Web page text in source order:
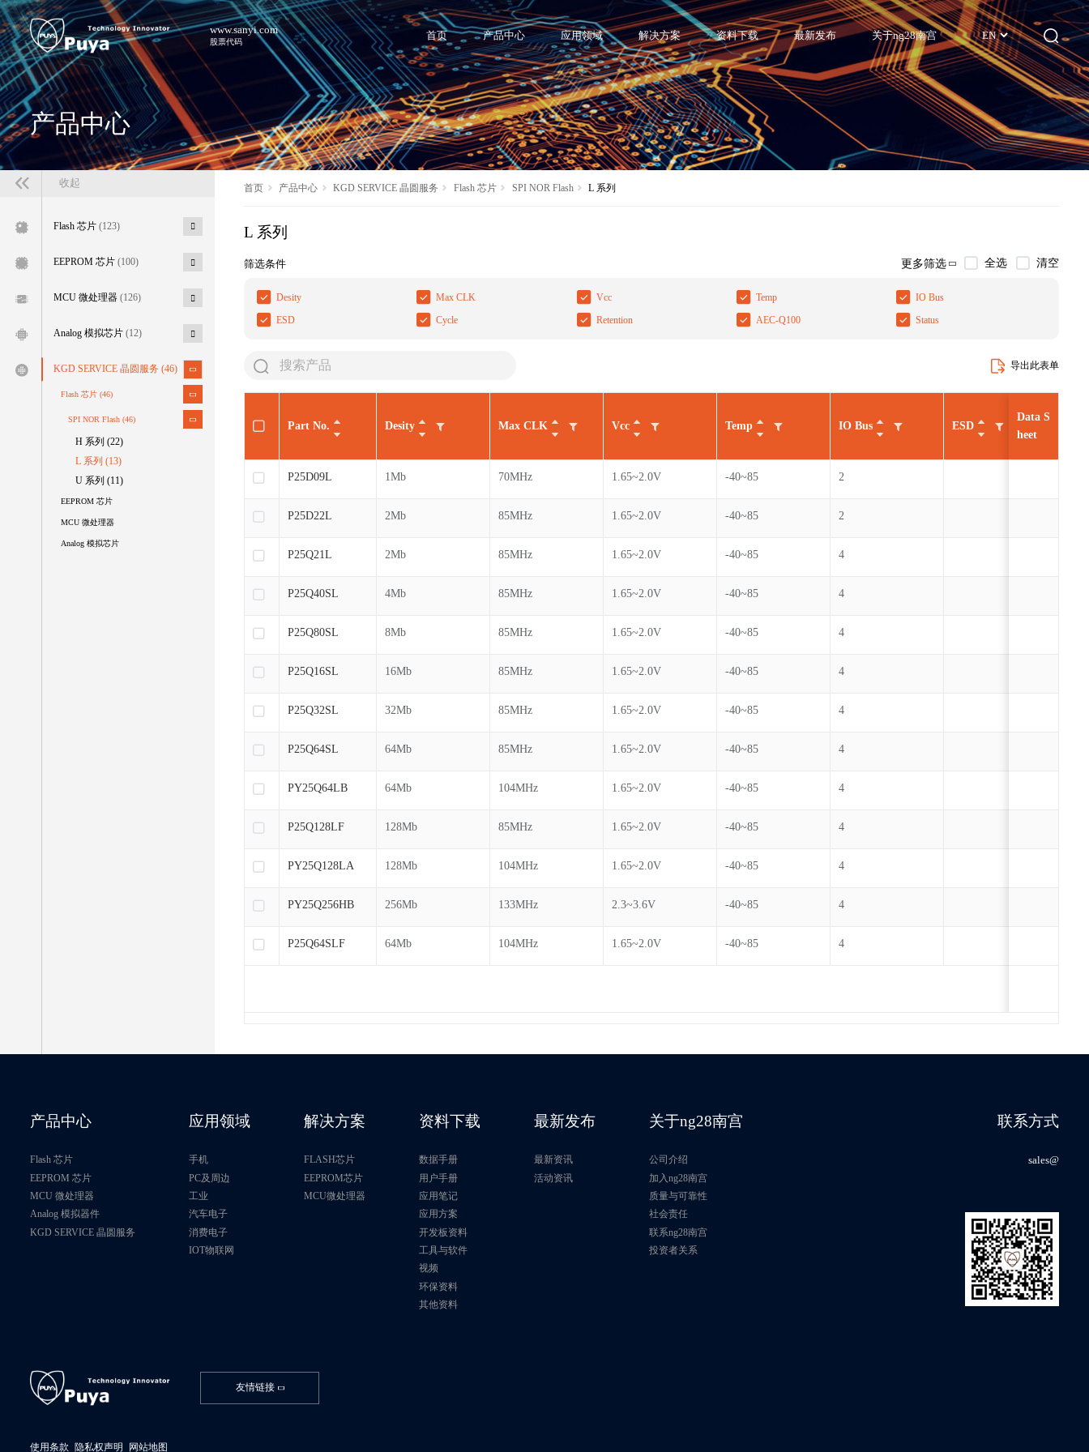
www.sanyi.com
股票代码
首页 产品中心 应用领域 解决方案 资料下载 最新发布 关于ng28南宫 EN
产品中心
收起
Flash 芯片(123)
EEPROM 芯片(100)
MCU 微处理器(126)
Analog 模拟芯片(12)
KGD SERVICE 晶圆服务(46)
Flash 芯片 (46)
SPI NOR Flash (46)
H 系列 (22)
L 系列 (13)
U 系列 (11)
EEPROM 芯片
MCU 微处理器
Analog 模拟芯片
首页 产品中心 KGD SERVICE 晶圆服务 Flash 芯片 SPI NOR Flash L 系列
L 系列
筛选条件 更多筛选 全选 清空
Desity Max CLK Vcc Temp IO Bus
ESD Cycle Retention AEC-Q100 Status
导出此表单
Desity Max CLK Vcc Temp IO Bus ESD
1Mb 70MHz 1.65~2.0V -40~85 2
2Mb 85MHz 1.65~2.0V -40~85 2
2Mb 85MHz 1.65~2.0V -40~85 4
4Mb 85MHz 1.65~2.0V -40~85 4
8Mb 85MHz 1.65~2.0V -40~85 4
16Mb 85MHz 1.65~2.0V -40~85 4
32Mb 85MHz 1.65~2.0V -40~85 4
64Mb 85MHz 1.65~2.0V -40~85 4
64Mb 104MHz 1.65~2.0V -40~85 4
128Mb 85MHz 1.65~2.0V -40~85 4
128Mb 104MHz 1.65~2.0V -40~85 4
256Mb 133MHz 2.3~3.6V -40~85 4
64Mb 104MHz 1.65~2.0V -40~85 4
Part No.
P25D09L
P25D22L
P25Q21L
P25Q40SL
P25Q80SL
P25Q16SL
P25Q32SL
P25Q64SL
PY25Q64LB
P25Q128LF
PY25Q128LA
PY25Q256HB
P25Q64SLF
Data S
heet
产品中心
Flash 芯片
EEPROM 芯片
MCU 微处理器
Analog 模拟器件
KGD SERVICE 晶圆服务
应用领域
手机
PC及周边
工业
汽车电子
消费电子
IOT物联网
解决方案
FLASH芯片
EEPROM芯片
MCU微处理器
资料下载
数据手册
用户手册
应用笔记
应用方案
开发板资料
工具与软件
视频
环保资料
其他资料
最新发布
最新资讯
活动资讯
关于ng28南宫
公司介绍
加入ng28南宫
质量与可靠性
社会责任
联系ng28南宫
投资者关系
联系方式
sales@
友情链接
使用条款 隐私权声明 网站地图